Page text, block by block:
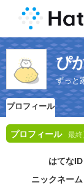
ぴ
ずっと
プロフィール
プロフィール 最終
はてなID
ニックネーム